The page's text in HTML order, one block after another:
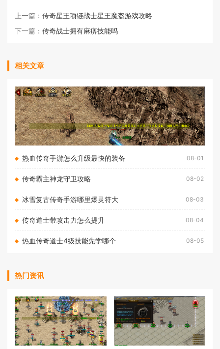
上一篇： 传奇星王项链战士星王魔盔游戏攻略
下一篇： 传奇战士拥有麻痹技能吗
相关文章
热血传奇手游怎么升级最快的装备 08-01
传奇霸主神龙守卫攻略 08-02
冰雪复古传奇手游哪里爆灵符大 08-03
传奇道士带攻击力怎么提升 08-04
热血传奇道士4级技能先学哪个 08-05
热门资讯